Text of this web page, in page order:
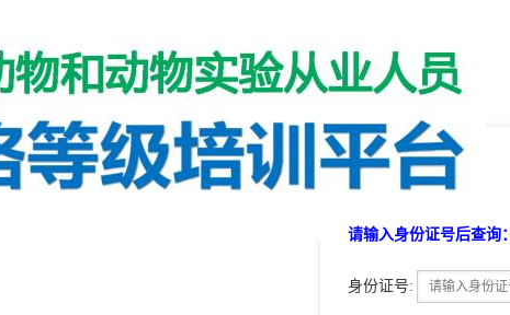
审核进度
请输入身份证号后查询：
身份证号: